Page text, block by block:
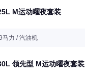
M运动曜夜套装
马力 / 汽油机
领先型 M运动曜夜套装